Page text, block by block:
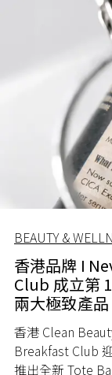
BEAUTY &
香港品牌 I
Club 成立第
兩大極致產品
香港 Clean
Breakfast Club
推出全新 Tote